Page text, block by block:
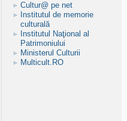
Cultur@ pe net
Institutul de memorie
culturală
Institutul Naţional al
Patrimoniului
Ministerul Culturii
Multicult.RO